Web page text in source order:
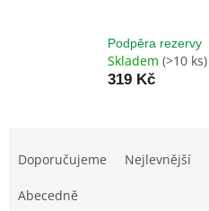
Podpěra rezervy
Skladem (>10 ks)
319 Kč
Doporučujeme Nejlevnější
Abecedně